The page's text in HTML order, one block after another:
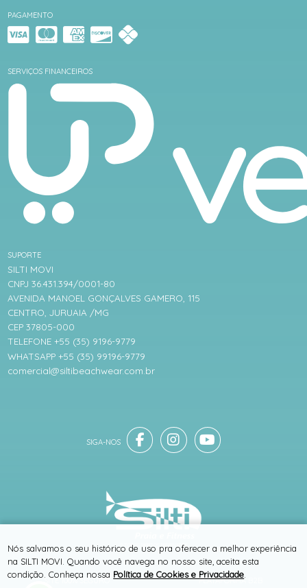
PAGAMENTO
SERVIÇOS FINANCEIROS
SITE 100% SEGURO PLATAFORMA B2B
SUPORTE
SILTI MOVI
CNPJ 36.431.394/0001-80
AVENIDA MANOEL GONÇALVES GAMERO, 115
CENTRO, JURUAIA /MG
CEP 37805-000
TELEFONE +55 (35) 9196-9779
WHATSAPP +55 (35) 99196-9779
comercial@siltibeachwear.com.br
® TODOS DIREITOS RESERVADOS
Nós salvamos o seu histórico de uso pra oferecer a melhor experiência
na SILTI MOVI. Quando você navega no nosso site, aceita esta
condição. Conheça nossa Política de Cookies e Privacidade